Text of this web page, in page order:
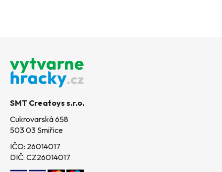
SMT Creatoys s.r.o.
Cukrovarská 658
503 03 Smiřice
IČO: 26014017
DIČ: CZ26014017